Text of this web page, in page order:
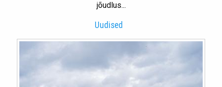
jõudlus...
Uudised